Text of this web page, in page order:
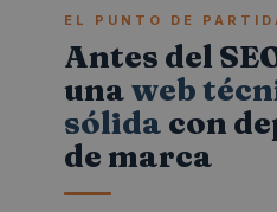
EL PUNTO DE
Antes del
unaweb
sólida con
de marca